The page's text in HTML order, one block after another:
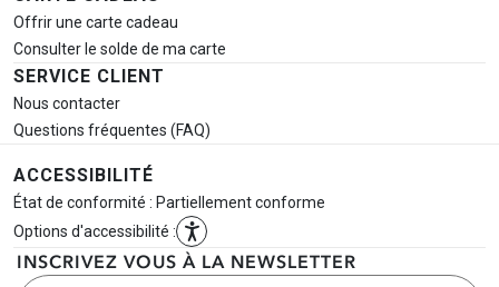
Offrir une carte cadeau
Consulter le solde de ma carte
SERVICE CLIENT
Nous contacter
Questions fréquentes (FAQ)
ACCESSIBILITÉ
État de conformité : Partiellement conforme
Options d'accessibilité :
INSCRIVEZ VOUS À LA NEWSLETTER